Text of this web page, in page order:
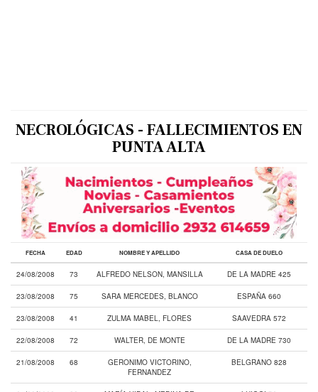
NECROLÓGICAS - FALLECIMIENTOS EN
PUNTA ALTA
FECHA EDAD NOMBRE Y APELLIDO CASA DE DUELO
24/08/2008 73 ALFREDO NELSON, MANSILLA DE LA MADRE 425
23/08/2008 75 SARA MERCEDES, BLANCO ESPAÑA 660
23/08/2008 41 ZULMA MABEL, FLORES SAAVEDRA 572
22/08/2008 72 WALTER, DE MONTE DE LA MADRE 730
21/08/2008 68
GERONIMO VICTORINO,
FERNANDEZ
BELGRANO 828